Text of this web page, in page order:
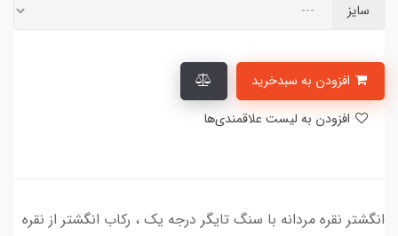
سایز
انگشتر نقره مردانه با سنگ تایگر درجه یک ، رکاب انگشتر از نقره